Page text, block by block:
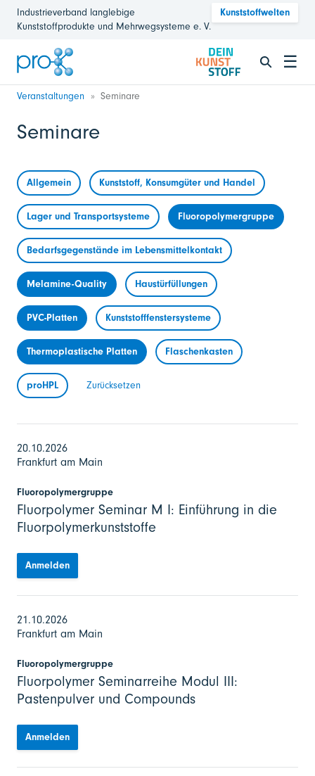
Industrieverband langlebige
Kunststoffprodukte und Mehrwegsysteme e. V.
Kunststoffwelten
☰
Veranstaltungen Seminare
Seminare
Allgemein Kunststoff, Konsumgüter und Handel
Lager und Transportsysteme Fluoropolymergruppe
Bedarfsgegenstände im Lebensmittelkontakt
Melamine-Quality Haustürfüllungen
PVC-Platten Kunststofffenstersysteme
Thermoplastische Platten Flaschenkasten
proHPL Zurücksetzen
20.10.2026
Frankfurt am Main
Fluoropolymergruppe
Fluorpolymer Seminar M I: Einführung in die
Fluorpolymerkunststoffe
Anmelden
21.10.2026
Frankfurt am Main
Fluoropolymergruppe
Fluorpolymer Seminarreihe Modul III:
Pastenpulver und Compounds
Anmelden